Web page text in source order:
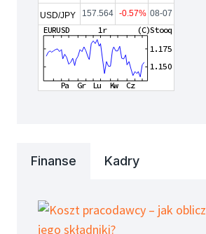
USD/JPY 157.564 -0.57% 08-07
Finanse Kadry